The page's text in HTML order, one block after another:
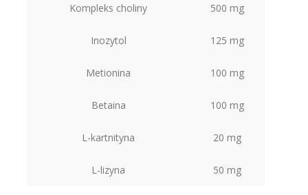
Kompleks choliny 500 mg
Inozytol 125 mg
Metionina 100 mg
Betaina 100 mg
L-kartnityna 20 mg
L-lizyna 50 mg